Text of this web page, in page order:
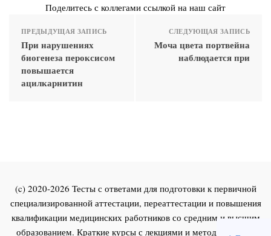
Поделитесь с коллегами ссылкой на наш сайт
ПРЕДЫДУЩАЯ ЗАПИСЬ
При нарушениях
биогенеза пероксисом
повышается
ацилкарнитин
СЛЕДУЮЩАЯ ЗАПИСЬ
Моча цвета портвейна
наблюдается при
(c) 2020-2026 Тесты с ответами для подготовки к первичной
специализированной аттестации, переаттестации и повышения
квалификации медицинских работников со средним и высшим
образованием. Краткие курсы с лекциями и методическими